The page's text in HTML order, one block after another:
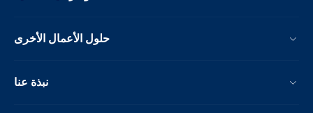
حلول الأعمال الأخرى
نبذة عنا